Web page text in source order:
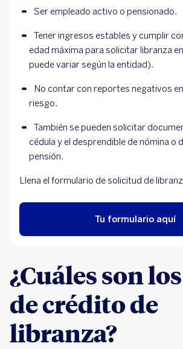
Ser empleado activo o pensionado.
Tener ingresos estables y cumplir
edad máxima para solicitar libranza
puede variar según la entidad).
No contar con reportes negativos
riesgo.
También se pueden solicitar
cédula y el desprendible de nómina o
pensión.
Llena el formulario de solicitud de
Tu formulario aquí
¿Cuáles son
de crédito de
libranza?